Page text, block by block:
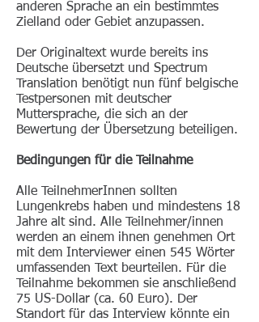
anderen Sprache an ein bestimmtes
Zielland oder Gebiet anzupassen.
Der Originaltext wurde bereits ins
Deutsche übersetzt und Spectrum
Translation benötigt nun fünf belgische
Testpersonen mit deutscher
Muttersprache, die sich an der
Bewertung der Übersetzung beteiligen.
Bedingungen für die Teilnahme
Alle TeilnehmerInnen sollten
Lungenkrebs haben und mindestens 18
Jahre alt sind. Alle Teilnehmer/innen
werden an einem ihnen genehmen Ort
mit dem Interviewer einen 545 Wörter
umfassenden Text beurteilen. Für die
Teilnahme bekommen sie anschließend
75 US-Dollar (ca. 60 Euro). Der
Standort für das Interview könnte ein